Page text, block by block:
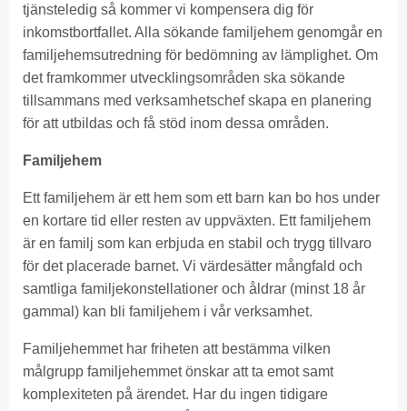
tjänsteledig så kommer vi kompensera dig för
inkomstbortfallet. Alla sökande familjehem genomgår en
familjehemsutredning för bedömning av lämplighet. Om
det framkommer utvecklingsområden ska sökande
tillsammans med verksamhetschef skapa en planering
för att utbildas och få stöd inom dessa områden.
Familjehem
Ett familjehem är ett hem som ett barn kan bo hos under
en kortare tid eller resten av uppväxten. Ett familjehem
är en familj som kan erbjuda en stabil och trygg tillvaro
för det placerade barnet. Vi värdesätter mångfald och
samtliga familjekonstellationer och åldrar (minst 18 år
gammal) kan bli familjehem i vår verksamhet.
Familjehemmet har friheten att bestämma vilken
målgrupp familjehemmet önskar att ta emot samt
komplexiteten på ärendet. Har du ingen tidigare